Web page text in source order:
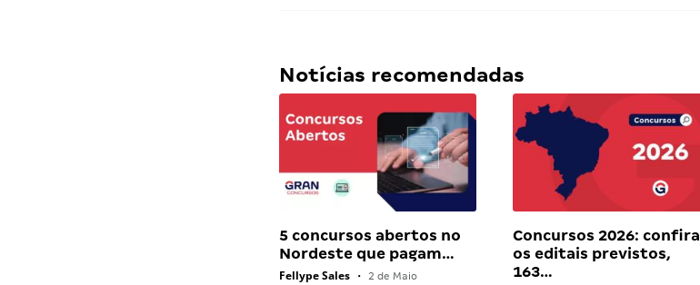
Notícias recomendadas
5 concursos abertos no
Nordeste que pagam…
Fellype Sales • 2 de Maio
Concursos 2026: confira
os editais previstos,
163…